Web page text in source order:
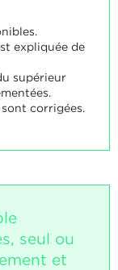
expliquée de
supérieur
corrigées.
seul ou
et